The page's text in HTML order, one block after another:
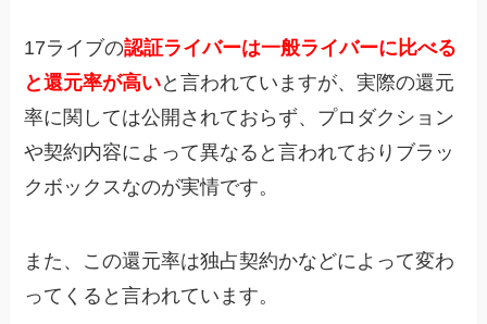
17ライブの認証ライバーは一般ライバーに比べる
と還元率が高いと言われていますが、実際の還元
率に関しては公開されておらず、プロダクション
や契約内容によって異なると言われておりブラッ
クボックスなのが実情です。
また、この還元率は独占契約かなどによって変わ
ってくると言われています。